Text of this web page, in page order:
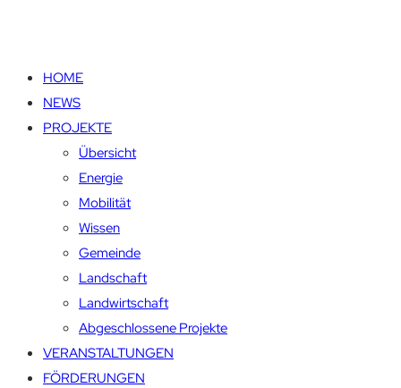
HOME
NEWS
PROJEKTE
Übersicht
Energie
Mobilität
Wissen
Gemeinde
Landschaft
Landwirtschaft
Abgeschlossene Projekte
VERANSTALTUNGEN
FÖRDERUNGEN